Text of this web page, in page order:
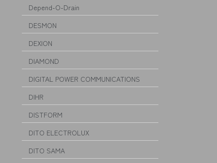
Depend-O-Drain
DESMON
DEXION
DIAMOND
DIGITAL POWER COMMUNICATIONS
DIHR
DISTFORM
DITO ELECTROLUX
DITO SAMA